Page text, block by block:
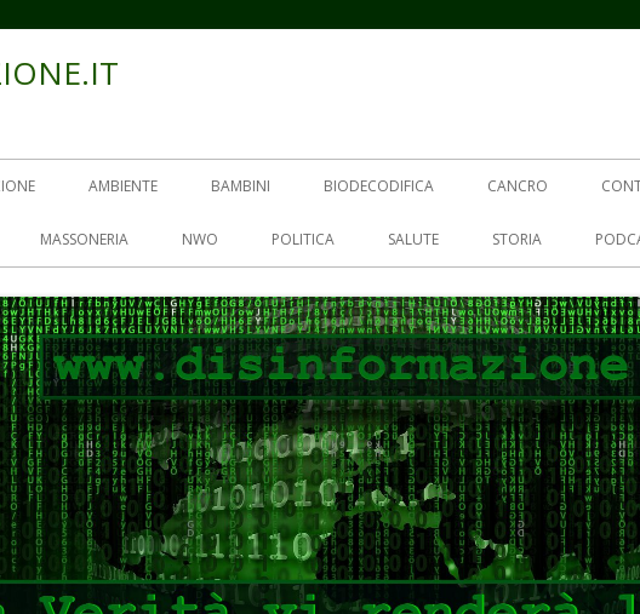
AMBIENTE BAMBINI BIODECODIFICA CANCRO
MASSONERIA NWO POLITICA SALUTE STORIA